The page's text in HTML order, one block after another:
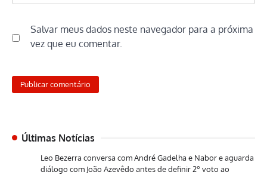
Salvar meus dados neste navegador para a próxima
vez que eu comentar.
Últimas Notícias
Leo Bezerra conversa com André Gadelha e Nabor e aguarda
diálogo com João Azevêdo antes de definir 2º voto ao